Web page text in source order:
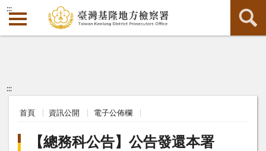
:::
:::
首頁 資訊公開 電子公佈欄
【總務科公告】公告發還本署